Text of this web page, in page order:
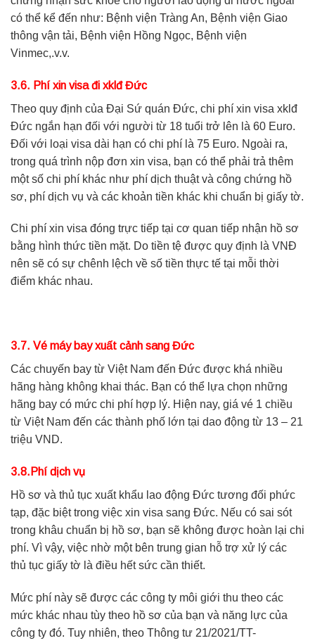
có thể kể đến như: Bệnh viện Tràng An, Bệnh viện Giao
thông vận tải, Bệnh viện Hồng Ngọc, Bệnh viện
Vinmec,.v.v.
3.6. Phí xin visa đi xklđ Đức
Theo quy định của Đại Sứ quán Đức, chi phí xin visa xklđ
Đức ngắn hạn đối với người từ 18 tuổi trở lên là 60 Euro.
Đối với loại visa dài hạn có chi phí là 75 Euro. Ngoài ra,
trong quá trình nộp đơn xin visa, bạn có thể phải trả thêm
một số chi phí khác như phí dịch thuật và công chứng hồ
sơ, phí dịch vụ và các khoản tiền khác khi chuẩn bị giấy tờ.
Chi phí xin visa đóng trực tiếp tại cơ quan tiếp nhận hồ sơ
bằng hình thức tiền mặt. Do tiền tệ được quy định là VNĐ
nên sẽ có sự chênh lệch về số tiền thực tế tại mỗi thời
điểm khác nhau.
3.7. Vé máy bay xuất cảnh sang Đức
Các chuyến bay từ Việt Nam đến Đức được khá nhiều
hãng hàng không khai thác. Bạn có thể lựa chọn những
hãng bay có mức chi phí hợp lý. Hiện nay, giá vé 1 chiều
từ Việt Nam đến các thành phố lớn tại dao động từ 13 – 21
triệu VND.
3.8.Phí dịch vụ
Hồ sơ và thủ tục xuất khẩu lao động Đức tương đối phức
tạp, đặc biệt trong việc xin visa sang Đức. Nếu có sai sót
trong khâu chuẩn bị hồ sơ, bạn sẽ không được hoàn lại chi
phí. Vì vậy, việc nhờ một bên trung gian hỗ trợ xử lý các
thủ tục giấy tờ là điều hết sức cần thiết.
Mức phí này sẽ được các công ty môi giới thu theo các
mức khác nhau tùy theo hồ sơ của bạn và năng lực của
công ty đó. Tuy nhiên, theo Thông tư 21/2021/TT-